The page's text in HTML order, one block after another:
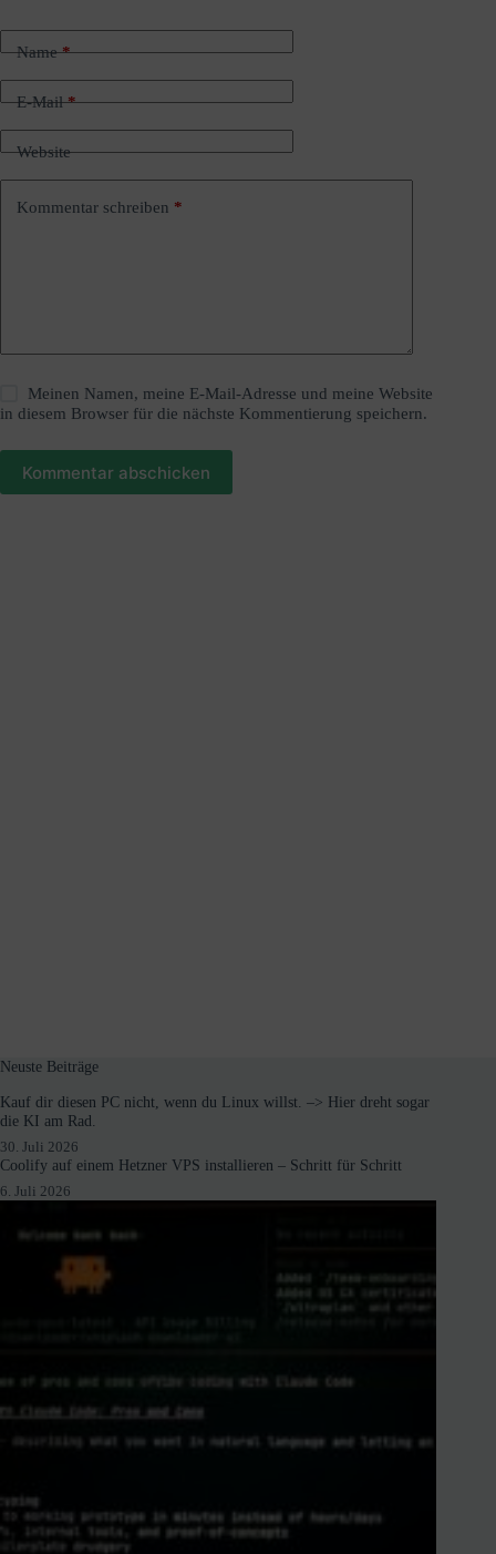
Name*
E-Mail*
Website
Kommentar schreiben *
Meinen Namen, meine E-Mail-Adresse und meine Website
in diesem Browser für die nächste Kommentierung speichern.
Kommentar abschicken
r
n
a
v
e
Neuste Beiträge
Kauf dir diesen PC nicht, wenn du Linux willst. –> Hier dreht sogar
die KI am Rad.
30. Juli 2026
Coolify auf einem Hetzner VPS installieren – Schritt für Schritt
6. Juli 2026